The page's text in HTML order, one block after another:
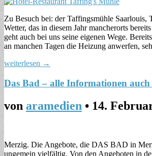
Zu Besuch bei: der Taffingsmühle Saarlouis,
Wetter, das in diesem Jahr mancherorts
geht auch bei uns seine eigenen Wege.
an manchen Tagen die Heizung anwerfen,
weiterlesen →
Das Bad – alle Informationen
von aramedien • 14.
Merzig. Die Angebote, die DAS BAD in
ungemein vielfältig. Von den Angeboten in